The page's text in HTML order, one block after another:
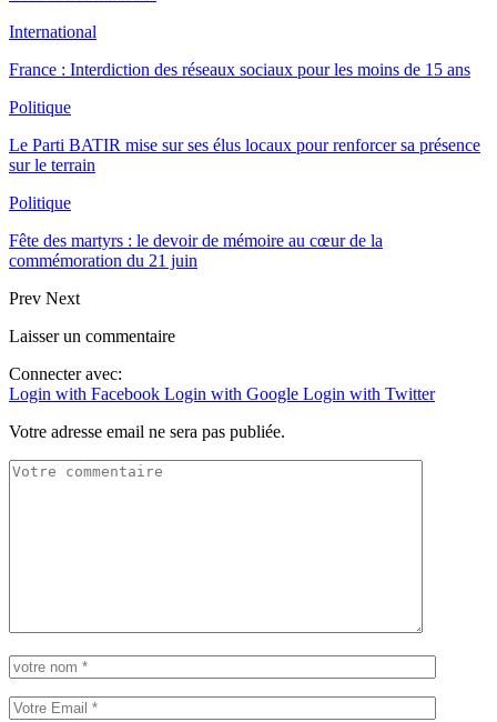
International
France : Interdiction des réseaux sociaux pour les moins de 15 ans
Politique
Le Parti BATIR mise sur ses élus locaux pour renforcer sa présence
sur le terrain
Politique
Fête des martyrs : le devoir de mémoire au cœur de la
commémoration du 21 juin
Prev Next
Laisser un commentaire
Connecter avec:
Login with Facebook Login with Google Login with Twitter
Votre adresse email ne sera pas publiée.